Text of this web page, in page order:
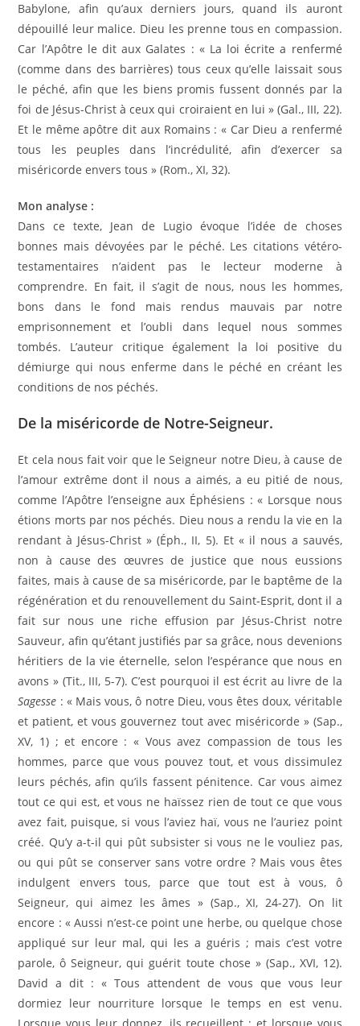
Babylone, afin qu’aux derniers jours, quand ils auront
dépouillé leur malice. Dieu les prenne tous en compassion.
Car l’Apôtre le dit aux Galates : « La loi écrite a renfermé
(comme dans des barrières) tous ceux qu’elle laissait sous
le péché, afin que les biens promis fussent donnés par la
foi de Jésus-Christ à ceux qui croiraient en lui » (Gal., III, 22).
Et le même apôtre dit aux Romains : « Car Dieu a renfermé
tous les peuples dans l’incrédulité, afin d’exercer sa
miséricorde envers tous » (Rom., XI, 32).
Mon analyse :
Dans ce texte, Jean de Lugio évoque l’idée de choses
bonnes mais dévoyées par le péché. Les citations vétéro-
testamentaires n’aident pas le lecteur moderne à
comprendre. En fait, il s’agit de nous, nous les hommes,
bons dans le fond mais rendus mauvais par notre
emprisonnement et l’oubli dans lequel nous sommes
tombés. L’auteur critique également la loi positive du
démiurge qui nous enferme dans le péché en créant les
conditions de nos péchés.
De la miséricorde de Notre-Seigneur.
Et cela nous fait voir que le Seigneur notre Dieu, à cause de
l’amour extrême dont il nous a aimés, a eu pitié de nous,
comme l’Apôtre l’enseigne aux Éphésiens : « Lorsque nous
étions morts par nos péchés. Dieu nous a rendu la vie en la
rendant à Jésus-Christ » (Éph., II, 5). Et « il nous a sauvés,
non à cause des œuvres de justice que nous eussions
faites, mais à cause de sa miséricorde, par le baptême de la
régénération et du renouvellement du Saint-Esprit, dont il a
fait sur nous une riche effusion par Jésus-Christ notre
Sauveur, afin qu’étant justifiés par sa grâce, nous devenions
héritiers de la vie éternelle, selon l’espérance que nous en
avons » (Tit., III, 5-7). C’est pourquoi il est écrit au livre de la
Sagesse : « Mais vous, ô notre Dieu, vous êtes doux, véritable
et patient, et vous gouvernez tout avec miséricorde » (Sap.,
XV, 1) ; et encore : « Vous avez compassion de tous les
hommes, parce que vous pouvez tout, et vous dissimulez
leurs péchés, afin qu’ils fassent pénitence. Car vous aimez
tout ce qui est, et vous ne haïssez rien de tout ce que vous
avez fait, puisque, si vous l’aviez haï, vous ne l’auriez point
créé. Qu’y a-t-il qui pût subsister si vous ne le vouliez pas,
ou qui pût se conserver sans votre ordre ? Mais vous êtes
indulgent envers tous, parce que tout est à vous, ô
Seigneur, qui aimez les âmes » (Sap., XI, 24-27). On lit
encore : « Aussi n’est-ce point une herbe, ou quelque chose
appliqué sur leur mal, qui les a guéris ; mais c’est votre
parole, ô Seigneur, qui guérit toute chose » (Sap., XVI, 12).
David a dit : « Tous attendent de vous que vous leur
dormiez leur nourriture lorsque le temps en est venu.